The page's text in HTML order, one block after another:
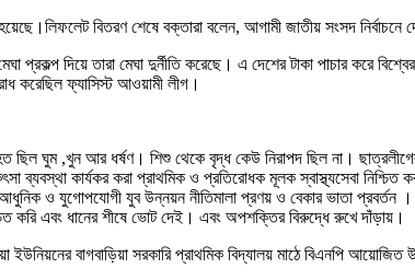
বিতরণ শেষে বক্তারা বলেন, আগামী জাতীয় সংসদ নির্বাচনে
প্রকল্প দিয়ে তারা মেঘা দুর্নীতি করেছে। এ দেশের টাকা পাচার করে
করেছিল ফ্যাসিস্ট আওয়ামী লীগ।
ঘুম ,খুন আর ধর্ষণ। শিশু থেকে বৃদ্ধ কেউ নিরাপদ ছিল না।
ব্যবস্থা কার্যকর করা প্রাথমিক ও প্রতিরোধক মূলক স্বাস্থ্যসেবা নিশ্চিত
আধুনিক ও যুগোপযোগী যুব উন্নয়ন নীতিমালা প্রণয় ও বেকার ভাতা
করি এবং ধানের শীষে ভোট দেই। এবং অপশক্তির বিরুদ্ধে রুখে দাঁড়ায়।
বাগবাড়িয়া সরকারি প্রাথমিক বিদ্যালয় মাঠে বিএনপি